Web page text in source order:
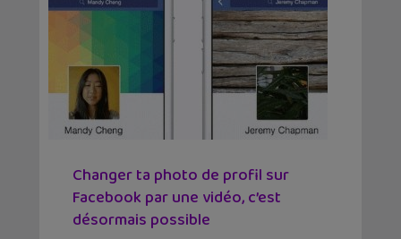
Changer ta photo de profil sur
Facebook par une vidéo, c’est
désormais possible